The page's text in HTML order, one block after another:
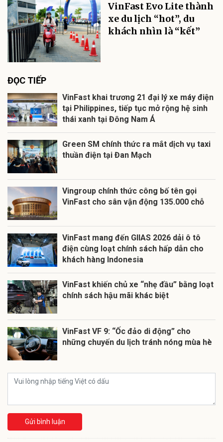
VinFast Evo Lite thành
xe du lịch “hot”, du
khách nhìn là “kết”
ĐỌC TIẾP
VinFast khai trương 21 đại lý xe máy điện
tại Philippines, tiếp tục mở rộng hệ sinh
thái xanh tại Đông Nam Á
Green SM chính thức ra mắt dịch vụ taxi
thuần điện tại Đan Mạch
Vingroup chính thức công bố tên gọi
VinFast cho sân vận động 135.000 chỗ
VinFast mang đến GIIAS 2026 dải ô tô
điện cùng loạt chính sách hấp dẫn cho
khách hàng Indonesia
VinFast khiến chủ xe “nhẹ đầu” bằng loạt
chính sách hậu mãi khác biệt
VinFast VF 9: “Ốc đảo di động” cho
những chuyến du lịch tránh nóng mùa hè
Gửi bình luận